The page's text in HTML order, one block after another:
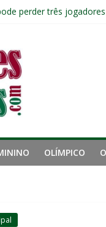
perder três
contrato com Ruan
interesse de
OLÍMPICO